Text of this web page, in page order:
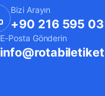
Bizi Arayın
+90 216 595
E-Posta Gönderin